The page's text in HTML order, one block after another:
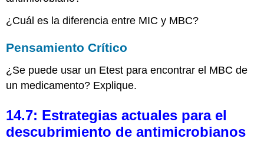
¿Cuál es la diferencia entre MIC y MBC?
Pensamiento Crítico
¿Se puede usar un Etest para encontrar el MBC de
un medicamento? Explique.
14.7: Estrategias actuales para el
descubrimiento de antimicrobianos